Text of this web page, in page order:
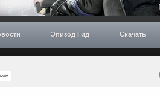
Эпизод Гид Скачать